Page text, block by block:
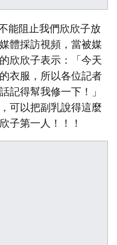
能阻止我們欣欣子放
體採訪視頻，當被媒
欣欣子表示：「今天
衣服，所以各位記者
記得幫我修一下！」
可以把副乳說得這麼
子第一人！！！